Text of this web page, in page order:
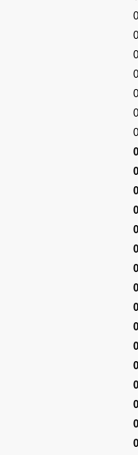
0
0
0
0
0
0
0
0
0
0
0
0
0
0
0
0
0
0
0
0
0
0
0